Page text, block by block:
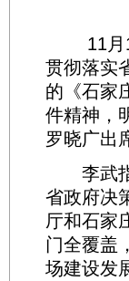
11月1
贯彻落实
的《石家
件精神，
罗晓广出
李武指
省政府决
厅和石家
门全覆盖
场建设发